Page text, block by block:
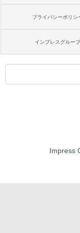
プライバシーポリシ
インプレスグループ
Impress